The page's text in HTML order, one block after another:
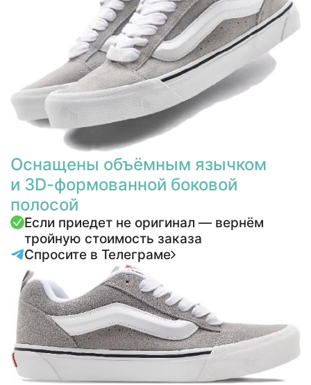
Оснащены объёмным язычком
и 3D-формованной боковой
полосой
Если приедет не оригинал — вернём
тройную стоимость заказа
Спросите в Телеграме